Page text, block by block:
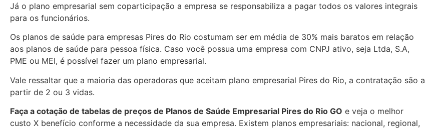
Já o plano empresarial sem coparticipação a empresa se responsabiliza a pagar todos os valores integrais
para os funcionários.
Os planos de saúde para empresas Pires do Rio costumam ser em média de 30% mais baratos em relação
aos planos de saúde para pessoa física. Caso você possua uma empresa com CNPJ ativo, seja Ltda, S.A,
PME ou MEI, é possível fazer um plano empresarial.
Vale ressaltar que a maioria das operadoras que aceitam plano empresarial Pires do Rio, a contratação são a
partir de 2 ou 3 vidas.
Faça a cotação de tabelas de preços de Planos de Saúde Empresarial Pires do Rio GO e veja o melhor
custo X benefício conforme a necessidade da sua empresa. Existem planos empresariais: nacional, regional,